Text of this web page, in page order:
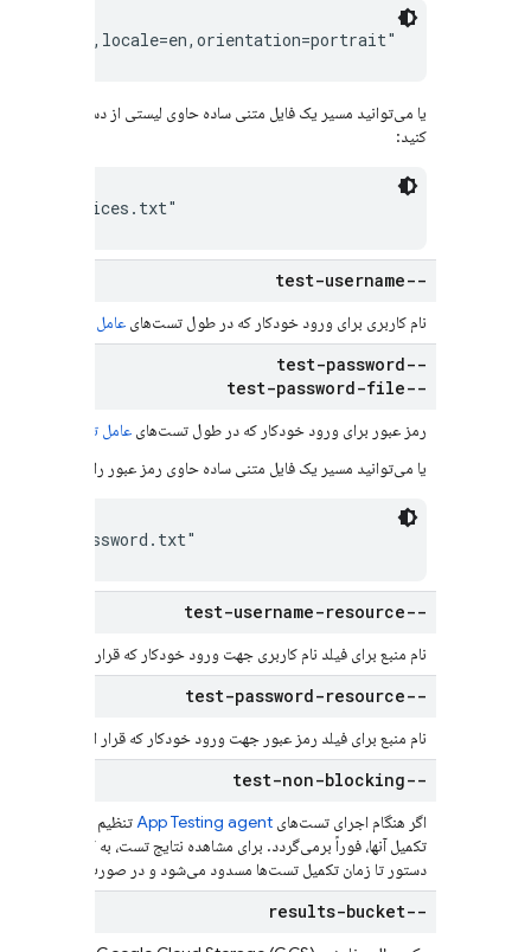
یا می‌توانید مسیر یک فایل متنی ساده حاوی لیستی از دستگاه‌های
کنید:
devices.txt"
--test-username
نام کاربری برای ورود خودکار که در طول تست‌های عامل تست برنامه
--test-password
--test-password-file
رمز عبور برای ورود خودکار که در طول تست‌های عامل تست برنامه
یا می‌توانید مسیر یک فایل متنی ساده حاوی رمز عبور را مشخص کنید:
test-password.txt"
--test-username-resource
نام منبع برای فیلد نام کاربری جهت ورود خودکار که قرار است در
--test-password-resource
نام منبع برای فیلد رمز عبور جهت ورود خودکار که قرار است در طول
--test-non-blocking
اگر هنگام اجرای تست‌های App Testing agentتنظیم شود، دستور
دستور تا زمان تکمیل تست‌ها مسدود می‌شود و در صورت عدم
--results-bucket